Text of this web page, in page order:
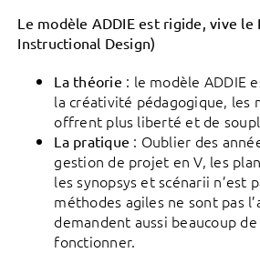
Le modèle ADDIE est rigide, vive le
Instructional Design)
La théorie : le modèle ADDIE
la créativité pédagogique, les
offrent plus liberté et de
La pratique : Oublier des
gestion de projet en V, les
les synopsys et scénarii n’est
méthodes agiles ne sont pas
demandent aussi beaucoup
fonctionner.